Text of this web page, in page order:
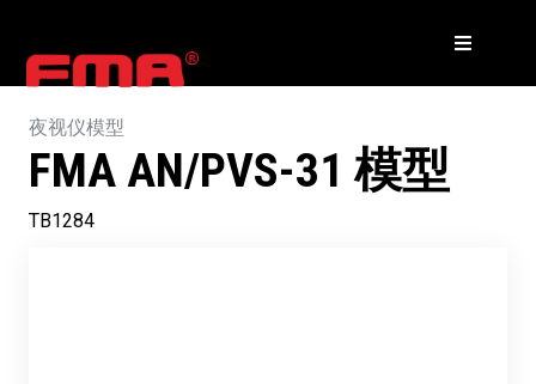
夜视仪模型
FMA AN/PVS-31 模型
TB1284